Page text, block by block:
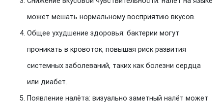
может мешать нормальному восприятию вкусов.
Общее ухудшение здоровья: бактерии могут
проникать в кровоток, повышая риск развития
системных заболеваний, таких как болезни сердца
или диабет.
Появление налёта: визуально заметный налёт может